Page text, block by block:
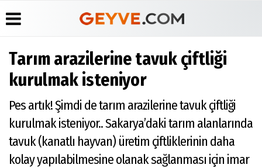
Üye Paneli
Haber
Arşivi
Haberleri
Anketler
Biyografiler
Video
Galeri
Foto
Galeri
Etkinlikler
Yayın
Medyabar.com
Künye
İletişim
Tarım arazilerine tavuk çiftliği
kurulmak isteniyor
Pes artık! Şimdi de tarım arazilerine tavuk çiftliği
kurulmak isteniyor.. Sakarya’daki tarım alanlarında
tavuk (kanatlı hayvan) üretim çiftliklerinin daha
kolay yapılabilmesine olanak sağlanması için imar